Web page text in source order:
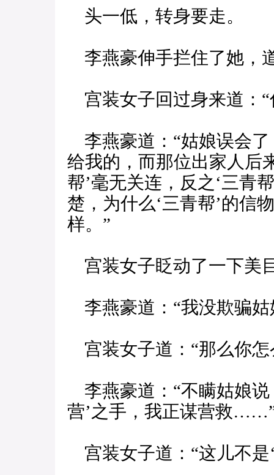
头一低，转身要走。
李燕豪伸手拦住了她，
宫装女子回过身来道：“
李燕豪道：“姑娘误会
给我的，而那位出家人后
帮’毫无关连，反之‘三青
楚，为什么‘三青帮’的信
样。”
宫装女子眨动了一下美
李燕豪道：“我没欺骗姑
宫装女子道：“那么你怎
李燕豪道：“不瞒姑娘说
营’之手，我正谋营救
宫装女子道：“这儿不是